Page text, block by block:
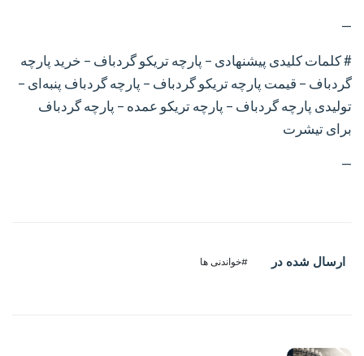
—
# کلمات کلیدی پیشنهادی – پارچه تریکو گردباف – خرید پارچه
گردباف – قیمت پارچه تریکو گردباف – پارچه گردباف پنبه‌ای –
تولیدی پارچه گردباف – پارچه تریکو عمده – پارچه گردباف
برای تیشرت
—
ارسال شده در #خواندنی ها